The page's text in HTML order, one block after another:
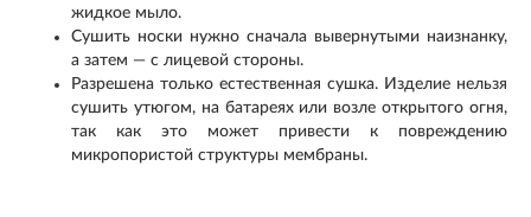
жидкое мыло.
Сушить носки нужно сначала вывернутыми наизнанку,
а затем — с лицевой стороны.
Разрешена только естественная сушка. Изделие нельзя
сушить утюгом, на батареях или возле открытого огня,
так как это может привести к повреждению
микропористой структуры мембраны.